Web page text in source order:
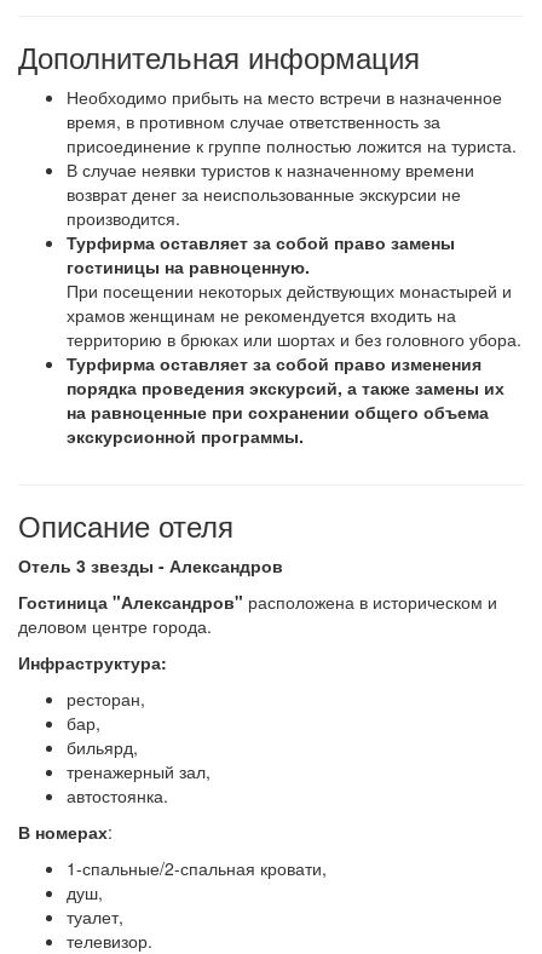
Дополнительная информация
Необходимо прибыть на место встречи в назначенное
время, в противном случае ответственность за
присоединение к группе полностью ложится на туриста.
В случае неявки туристов к назначенному времени
возврат денег за неиспользованные экскурсии не
производится.
Турфирма оставляет за собой право замены
гостиницы на равноценную.
При посещении некоторых действующих монастырей и
храмов женщинам не рекомендуется входить на
территорию в брюках или шортах и без головного убора.
Турфирма оставляет за собой право изменения
порядка проведения экскурсий, а также замены их
на равноценные при сохранении общего объема
экскурсионной программы.
Описание отеля
Отель 3 звезды - Александров
Гостиница "Александров" расположена в историческом и
деловом центре города.
Инфраструктура:
ресторан,
бар,
бильярд,
тренажерный зал,
автостоянка.
В номерах:
1-спальные/2-спальная кровати,
душ,
туалет,
телевизор.